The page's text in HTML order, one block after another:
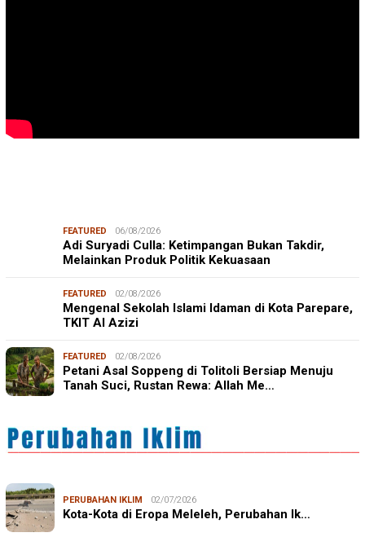
FEATURED 06/08/2026
Adi Suryadi Culla: Ketimpangan Bukan Takdir,
Melainkan Produk Politik Kekuasaan
FEATURED 02/08/2026
Mengenal Sekolah Islami Idaman di Kota Parepare,
TKIT Al Azizi
FEATURED 02/08/2026
Petani Asal Soppeng di Tolitoli Bersiap Menuju
Tanah Suci, Rustan Rewa: Allah Me…
PERUBAHAN IKLIM 02/07/2026
Kota-Kota di Eropa Meleleh, Perubahan Ik…